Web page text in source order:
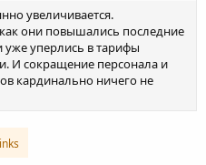
увеличивается.
они повышались последние
уже уперлись в тарифы
И сокращение персонала и
кардинально ничего не